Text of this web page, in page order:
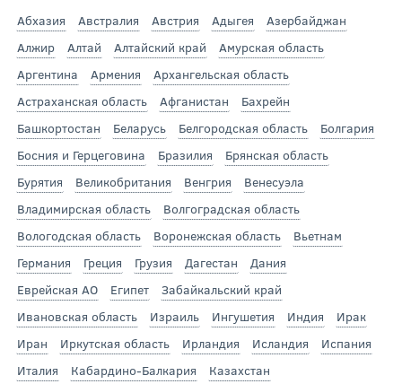
Абхазия Австралия Австрия Адыгея
Азербайджан
Алжир
Алтай Алтайский край
Амурская область
Аргентина
Армения
Архангельская область
Астраханская область
Афганистан
Бахрейн
Башкортостан
Беларусь Белгородская область
Болгария
Босния и Герцеговина
Бразилия
Брянская область
Бурятия
Великобритания Венгрия
Венесуэла
Владимирская область
Волгоградская область
Вологодская область
Воронежская область
Вьетнам
Германия
Греция Грузия Дагестан
Дания
Еврейская АО
Египет
Забайкальский край
Ивановская область
Израиль Ингушетия Индия
Ирак
Иран
Иркутская область Ирландия Исландия
Испания
Италия
Кабардино-Балкария
Казахстан